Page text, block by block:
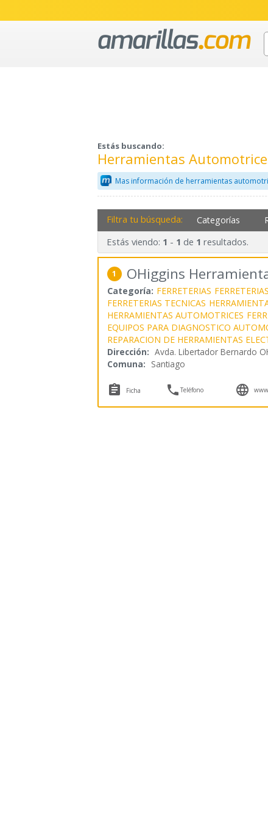
Estás buscando:
Herramientas
Mas información de herramientas
Filtra tu búsqueda: Categorías
Estás viendo: 1 - 1 de 1 resultados.
1 OHiggins
Categoría: FERRETERIAS
FERRETERIAS TECNICAS
HERRAMIENTAS AUTOMOTRICES
EQUIPOS PARA DIAGNOSTICO
REPARACION DE HERRAMIENTAS
Dirección: Avda. Libertador Bernardo
Comuna: Santiago
 Ficha Teléfono 